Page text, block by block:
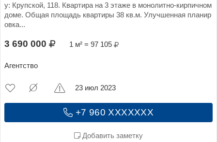
у: Крупской, 118. Квартира на 3 этаже в монолитно-кирпичном
доме. Общая площадь квартиры 38 кв.м. Улучшенная планир
овка...
3 690 000 1 м² = 97 105
Агентство
+7 960 XXXXXXX
Добавить заметку
23 июл 2023